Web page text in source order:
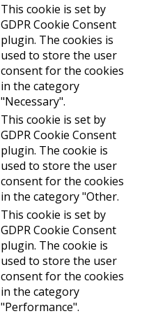
This cookie is set by
GDPR Cookie Consent
plugin. The cookies is
used to store the user
consent for the cookies
in the category
"Necessary".
This cookie is set by
GDPR Cookie Consent
plugin. The cookie is
used to store the user
consent for the cookies
in the category "Other.
This cookie is set by
GDPR Cookie Consent
plugin. The cookie is
used to store the user
consent for the cookies
in the category
"Performance".